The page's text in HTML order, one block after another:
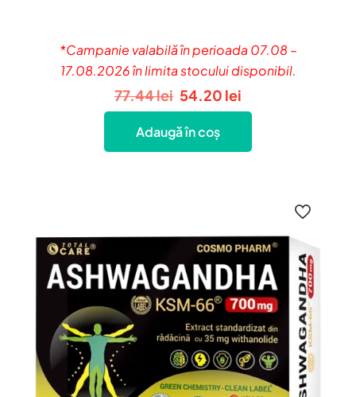
*Campanie valabilă în perioada 07.08 –
17.08.2026 în limita stocului disponibil.
77.44lei Prețul
inițial
a
fost:
54.20 lei
curent
54.20 lei.
Adaugă în coș